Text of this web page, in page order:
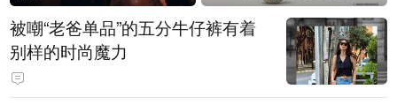
被嘲“老爸单品”的五分牛仔裤有着
别样的时尚魔力